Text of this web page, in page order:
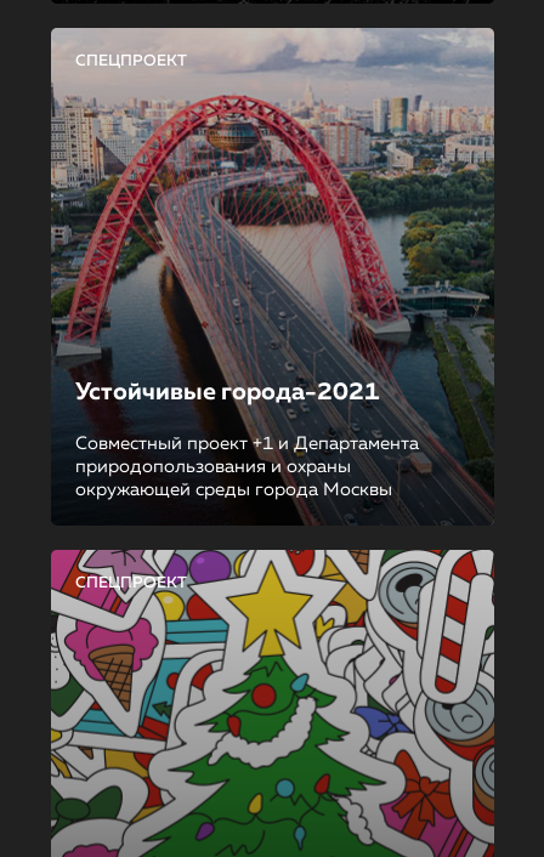
СПЕЦПРОЕКТ
Устойчивые города-2021
Совместный проект +1 и Департамента
природопользования и охраны
окружающей среды города Москвы
СПЕЦПРОЕКТ